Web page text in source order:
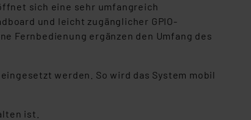
sich eine sehr umfangreich
und leicht zugänglicher GPIO-
Fernbedienung ergänzen den Umfang des
werden. So wird das System mobil
ist.